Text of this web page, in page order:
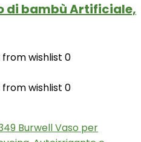
di bambù Artificiale,
from wishlist 0
from wishlist 0